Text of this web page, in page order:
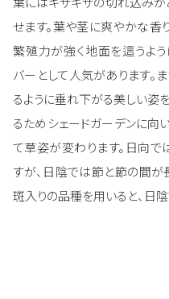
せます。葉や茎に爽やかな香
繁殖力が強く地面を這うよう
バーとして人気があります。
るように垂れ下がる美しい姿
るためシェードガーデンに向
て草姿が変わります。日向で
すが、日陰では節と節の間が
斑入りの品種を用いると、日